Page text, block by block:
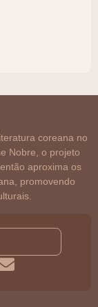
coreana no
Nobre, o projeto
aproxima os
promovendo